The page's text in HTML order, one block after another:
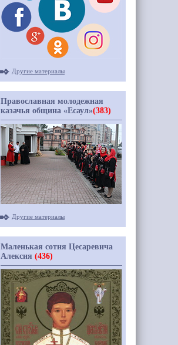
Другие материалы
Православная молодежная
казачья община «Есаул»(383)
Другие материалы
Маленькая сотня Цесаревича
Алексия (436)